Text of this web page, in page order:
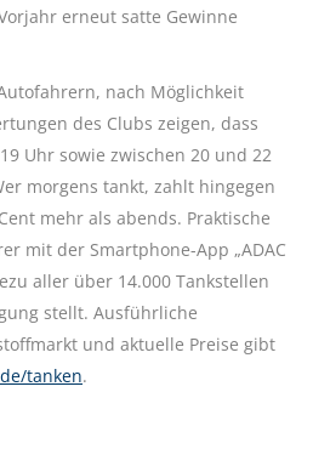
erneut satte Gewinne
nach Möglichkeit
des Clubs zeigen, dass
Uhr sowie zwischen 20 und 22
morgens tankt, zahlt hingegen
mehr als abends. Praktische
mit der Smartphone-App „ADAC
aller über 14.000 Tankstellen
stellt. Ausführliche
und aktuelle Preise gibt
tanken.